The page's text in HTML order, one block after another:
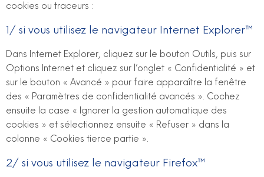
cookies ou traceurs :
1/ si vous utilisez le navigateur Internet Explorer™
Dans Internet Explorer, cliquez sur le bouton Outils, puis sur
Options Internet et cliquez sur l’onglet « Confidentialité » et
sur le bouton « Avancé » pour faire apparaître la fenêtre
des « Paramètres de confidentialité avancés ». Cochez
ensuite la case « Ignorer la gestion automatique des
cookies » et sélectionnez ensuite « Refuser » dans la
colonne « Cookies tierce partie ».
2/ si vous utilisez le navigateur Firefox™